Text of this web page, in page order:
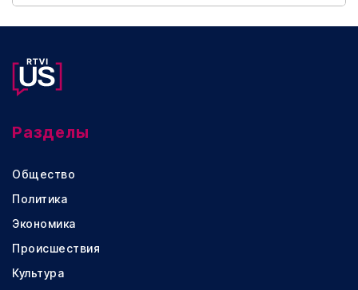
Разделы
Общество
Политика
Экономика
Происшествия
Культура